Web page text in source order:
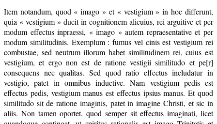
Item notandum, quod « imago » et « vestigium » in hoc differunt,
quia « vestigium » ducit in cognitionem alicuius, rei arguitive et per
modum effectus inpraessi, « imago » autem repraesentative et per
modum similitudinis. Exemplum : fumus vel cinis est vestigium rei
combustae, sed neutrum illorum habet similitudinem rei, cuius est
vestigium, et ergo non est de ratione vestigii similitudo et pe[r]
consequens nec qualitas. Sed quod ratio effectus includatur in
vestigio, patet in omnibus inductive. Nam vestigium pedis est
effectus pedis, vestigium manus est effectus ipsius manus. Et quod
similitudo sit de ratione imaginis, patet in imagine Christi, et sic in
aliis. Non tamen oportet, quod semper sit effectus imaginati, licet